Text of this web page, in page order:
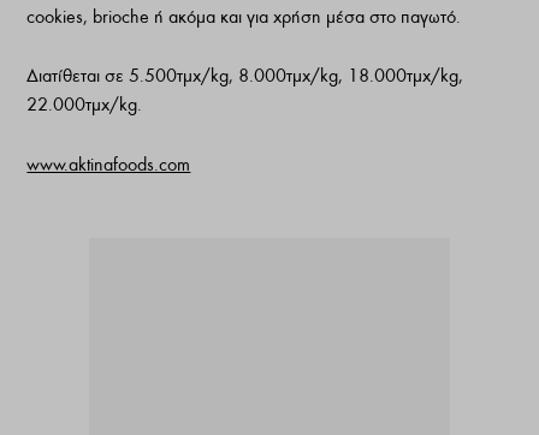
cookies, brioche ή ακόμα και για χρήση μέσα στο παγωτό.
Διατίθεται σε 5.500τμχ/kg, 8.000τμχ/kg, 18.000τμχ/kg,
22.000τμχ/kg.
www.aktinafoods.com